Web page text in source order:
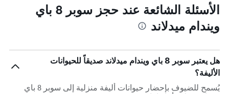
الأسئلة الشائعة عند حجز سوبر 8 باي
ويندام ميدلاند
هل يعتبر سوبر 8 باي ويندام ميدلاند صديقاً للحيوانات
الأليفة؟
يُسمح للضيوف بإحضار حيوانات أليفة منزلية إلى سوبر 8 باي